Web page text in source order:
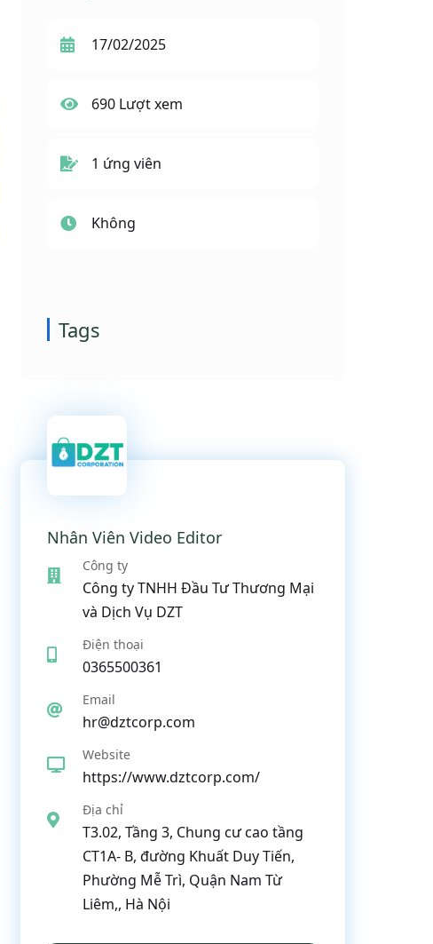
17/02/2025
690 Lượt xem
1 ứng viên
Không
Tags
Nhân Viên Video Editor
Công ty
Công ty TNHH Đầu Tư Thương Mại
và Dịch Vụ DZT
Điện thoại
0365500361
Email
hr@dztcorp.com
Website
https://www.dztcorp.com/
Địa chỉ
T3.02, Tầng 3, Chung cư cao tầng
CT1A- B, đường Khuất Duy Tiến,
Phường Mễ Trì, Quận Nam Từ
Liêm,, Hà Nội